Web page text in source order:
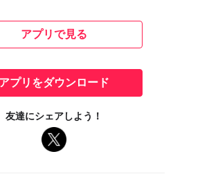
アプリで見る
アプリをダウンロード
友達にシェアしよう！